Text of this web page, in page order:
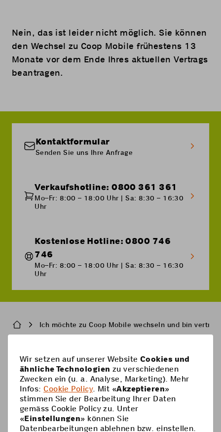
Nein, das ist leider nicht möglich. Sie können
den Wechsel zu Coop Mobile frühestens 13
Monate vor dem Ende Ihres aktuellen Vertrags
beantragen.
Kontaktformular
Senden Sie uns Ihre Anfrage
Verkaufshotline: 0800 361 361
Mo–Fr: 8:00 – 18:00 Uhr | Sa: 8:30 – 16:30
Uhr
Kostenlose Hotline: 0800 746
746
Mo–Fr: 8:00 – 18:00 Uhr | Sa: 8:30 – 16:30
Uhr
BreadcrumbIch möchte zu Coop Mobile wechseln und bin
Pied
de
page
Handy-Abos
Handy-Abos
Prepaid-Karte
Optionen
Hilfe
Supercard
Prepaid aufladen
Coop Mobile
Wir setzen auf unserer Website Cookies und
ähnliche Technologien zu verschiedenen
Zwecken ein (u. a. Analyse, Marketing). Mehr
Infos:Cookie Policy. Mit «Akzeptieren»
stimmen Sie der Bearbeitung Ihrer Daten
gemäss Cookie Policy zu. Unter
«Einstellungen» können Sie
Datenbearbeitungen ablehnen bzw. einstellen.